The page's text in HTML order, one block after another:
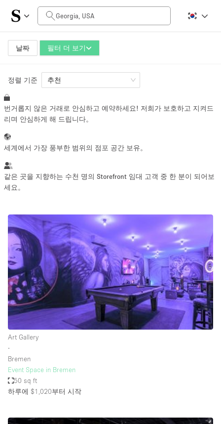
날짜 필터 더 보기
일일 비용
$0
공간 크기
100 sq ft 5000+ sq ft
~ 13 명
Photo
Shooting
Conference Meeting Office Shop Share
공간 유형
Advertisement Space
Apartment / Loft
Atelier / Workshop Studio
Boat
정렬 기준 추천
번거롭지 않은 거래로 안심하고 예약하세요! 저희가 보호하고 지켜드
리며 안심하게 해 드립니다。
세계에서 가장 풍부한 범위의 점포 공간 보유。
같은 곳을 지향하는 수천 명의 Storefront 임대 고객 중 한 분이 되어보
세요。
Art Gallery
∙
Bremen
Event Space in Bremen
50 sq ft
하루에 $1,020부터 시작